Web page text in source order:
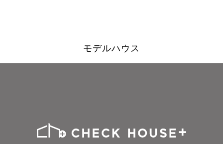
モデルハウス